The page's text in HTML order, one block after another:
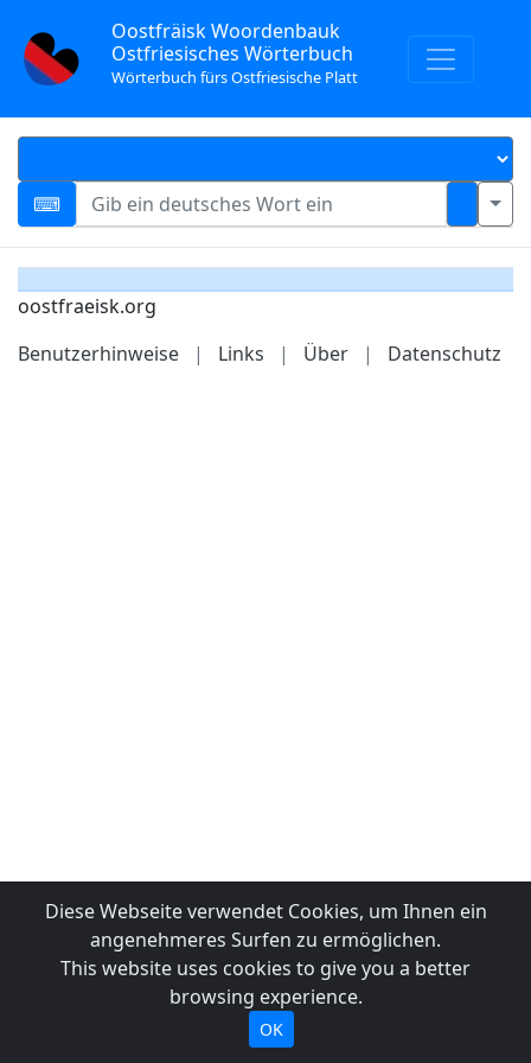
Oostfräisk Woordenbauk
Ostfriesisches Wörterbuch
Wörterbuch fürs Ostfriesische Platt
oostfraeisk.org
Benutzerhinweise
| Links | Über | Datenschutz
Diese Webseite verwendet Cookies, um Ihnen ein
angenehmeres Surfen zu ermöglichen.
This website uses cookies to give you a better
browsing experience.
OK